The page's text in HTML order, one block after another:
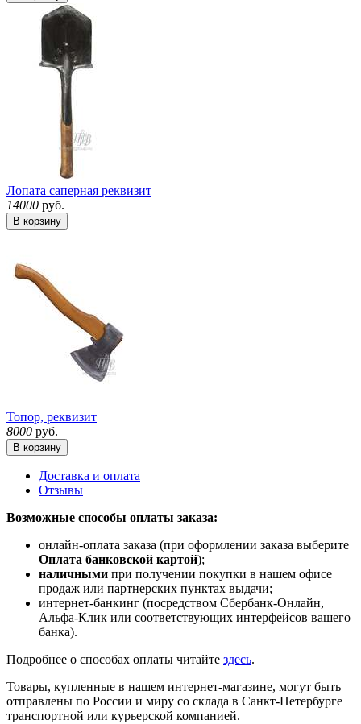
Лопата саперная реквизит
14000 руб.
В корзину
Топор, реквизит
8000 руб.
В корзину
Доставка и оплата
Отзывы
Возможные способы оплаты заказа:
онлайн-оплата заказа (при оформлении заказа выберите
Оплата банковской картой);
наличными при получении покупки в нашем офисе
продаж или партнерских пунктах выдачи;
интернет-банкинг (посредством Сбербанк-Онлайн,
Альфа-Клик или соответствующих интерфейсов вашего
банка).
Подробнее о способах оплаты читайте здесь.
Товары, купленные в нашем интернет-магазине, могут быть
отправлены по России и миру со склада в Санкт-Петербурге
транспортной или курьерской компанией.